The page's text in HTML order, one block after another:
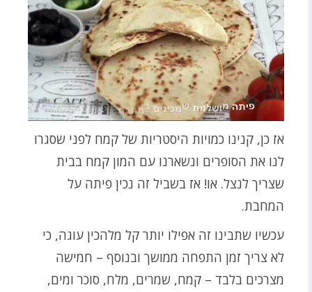
אז כן, קנינו כמויות היסטריות של קמח לפני שסגרו
לנו את הסופרים ונשארנו עם המון קמח בבית
שצריך לנצל. או! אז בשביל זה נכין פיתה על
המחבת.
עכשיו שתבינו זה אפילו יותר קל מלהכין עוגה, כי
לא צריך זמן התפחה ממושך ובנוסף – חמישה
מצרכים בלבד – קמח, שמרים, מלח, סוכר ומים,